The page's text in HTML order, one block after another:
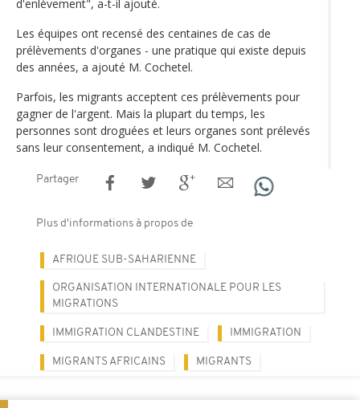
d'enlèvement", a-t-il ajouté.
Les équipes ont recensé des centaines de cas de
prélèvements d'organes - une pratique qui existe depuis
des années, a ajouté M. Cochetel.
Parfois, les migrants acceptent ces prélèvements pour
gagner de l'argent. Mais la plupart du temps, les
personnes sont droguées et leurs organes sont prélevés
sans leur consentement, a indiqué M. Cochetel.
Partager
Plus d'informations à propos de
AFRIQUE SUB-SAHARIENNE
ORGANISATION INTERNATIONALE POUR LES
MIGRATIONS
IMMIGRATION CLANDESTINE IMMIGRATION
MIGRANTS AFRICAINS MIGRANTS